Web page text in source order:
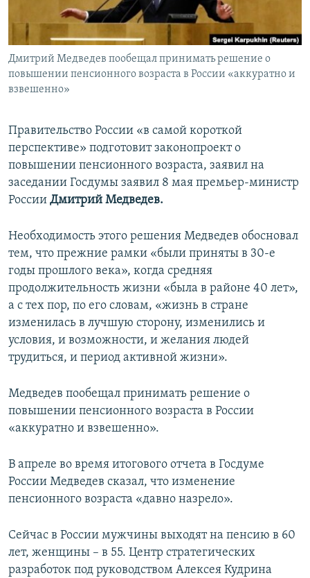
ПОБЕДИТЕЛЕЙ НЕ СУДЯТ?
КРЫМ.НЕПОКОРЕННЫЙ
ELIFBE
УКРАИНСКАЯ ПРОБЛЕМА КРЫМА
ПРИСОЕДИНЯЙТЕСЬ!
Дмитрий Медведев пообещал принимать решение о
повышении пенсионного возраста в России «аккуратно и
взвешенно»
Правительство России «в самой короткой
перспективе» подготовит законопроект о
повышении пенсионного возраста, заявил на
заседании Госдумы заявил 8 мая премьер-министр
России Дмитрий Медведев.
Необходимость этого решения Медведев обосновал
тем, что прежние рамки «были приняты в 30-е
годы прошлого века», когда средняя
продолжительность жизни «была в районе 40 лет»,
а с тех пор, по его словам, «жизнь в стране
изменилась в лучшую сторону, изменились и
условия, и возможности, и желания людей
трудиться, и период активной жизни».
Медведев пообещал принимать решение о
повышении пенсионного возраста в России
«аккуратно и взвешенно».
В апреле во время итогового отчета в Госдуме
России Медведев сказал, что изменение
пенсионного возраста «давно назрело».
Сейчас в России мужчины выходят на пенсию в 60
лет, женщины – в 55. Центр стратегических
разработок под руководством Алексея Кудрина